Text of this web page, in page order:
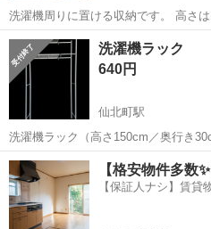
洗濯機周りに置ける収納です。 高さ
程、幅は調整可能です。 引越しに伴
たします。 分解できる構造です。 26
岩手 盛岡市 崇福寺駅
洗濯機ラック
640円
仙北町駅
洗濯機ラック（高さ150cm／奥行き30cm／
に中古で購入し、長期間使用してい
うタイプの収納ラックです。幅は伸縮
調整可能です。...
岩手 盛岡市 仙北町駅 収
【格安物件多数
【保証人ナシ】賃貸